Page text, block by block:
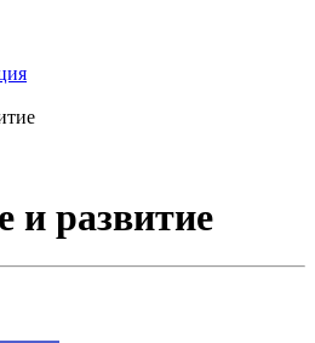
и развитие